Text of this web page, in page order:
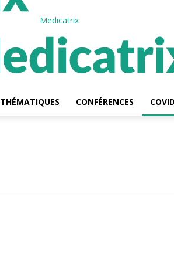
Medicatrix
THÉMATIQUES CONFÉRENCES